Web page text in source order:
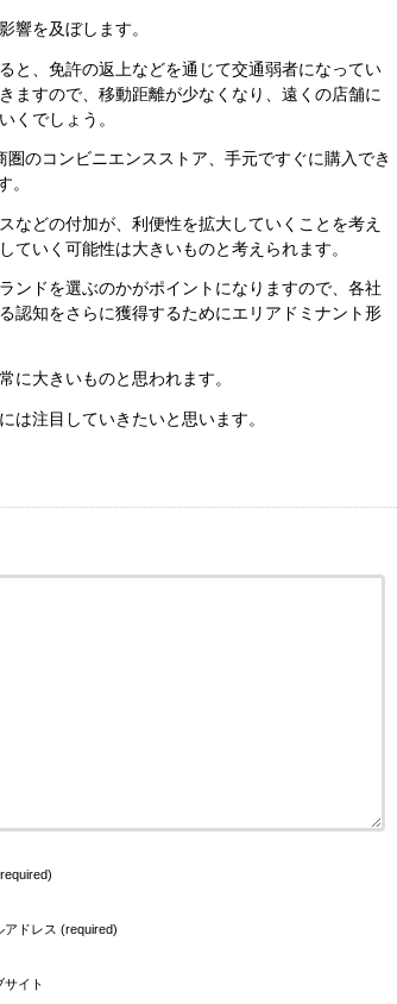
響を及ぼします。
と、免許の返上などを通じて交通弱者になってい
ますので、移動距離が少なくなり、遠くの店舗に
くでしょう。
のコンビニエンスストア、手元ですぐに購入でき
。
などの付加が、利便性を拡大していくことを考え
ていく可能性は大きいものと考えられます。
ンドを選ぶのかがポイントになりますので、各社
認知をさらに獲得するためにエリアドミナント形
に大きいものと思われます。
は注目していきたいと思います。
アドレス (required)
サイト